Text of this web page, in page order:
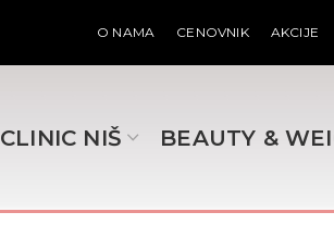
O NAMA CENOVNIK AKCIJE
CLINIC NIŠ BEAUTY &